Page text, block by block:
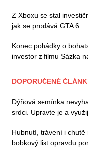
Z Xboxu se stal
jak se prodává GTA 6
Konec pohádky o
investor z filmu Sázka
DOPORUČENÉ
Dýňová semínka
srdci. Upravte je a
Hubnutí, trávení i chutě
bobkový list opravdu